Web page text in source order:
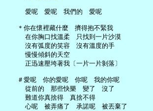
     愛呢　愛呢　我們的　愛呢
   ＊你在懷裡藏什麼　擠得抱不緊我
     在你胸口找溫柔　只找到一片沙漠
     沒有弧度的笑容　沒有溫度的手
     慢慢傾斜的天空
     正迅速壓垮著我〔一片一片剝落〕
   ＃愛呢　你的愛呢　你呢　我的你呢
     從前的　那些快樂　變了　沒了
     難道你真捨得　真捨不得
     心呢　被弄痛了　承諾呢　被丟棄了